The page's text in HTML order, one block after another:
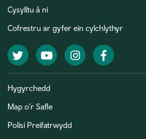
Cysylltu â ni
Cofrestru ar gyfer ein cylchlythyr
TwitterYouTubeInstagramFacebook
Hygyrchedd
Map o’r Safle
Polisi Preifatrwydd